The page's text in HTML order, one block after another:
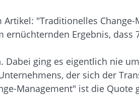
"Traditionelles
Ergebnis,
Dabei ging es eigentlich nie
der sich der
Management" ist die